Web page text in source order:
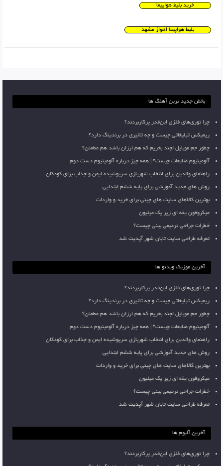
خرید بلیط هواپیما
بلیط هواپیما اهواز مشهد
بخش جدید ترین آهنگ ها
چرا توری‌های فلزی این‌قدر پرکاربردند؟
ریمیکس تبلیغاتی چیست و چه تاثیری در برندینگ دارد؟
چطور جم موبایل لجند بخریم که هم ارزان باشد هم مطمئن؟
آلومینیوم ضایعات چیست؟ | همه چیز درباره آلومینیوم دست دوم
راهنمای والدین برای انتخاب شهربازی سرپوشیده ایمن و جذاب برای کودکان
روش های جدید آموزشی برای پایه ششم ابتدایی
بهترین کالاهای سایت های چینی برای خرید و واردات
میکروفون یقه ای زیر یک میلیون
خطرات جراحی ترمیمی بینی چیست؟
تعرفه طراحی سایت تابان شهر آپدیت شد
آخرین موزیک ویدئو ها
چرا توری‌های فلزی این‌قدر پرکاربردند؟
ریمیکس تبلیغاتی چیست و چه تاثیری در برندینگ دارد؟
چطور جم موبایل لجند بخریم که هم ارزان باشد هم مطمئن؟
آلومینیوم ضایعات چیست؟ | همه چیز درباره آلومینیوم دست دوم
راهنمای والدین برای انتخاب شهربازی سرپوشیده ایمن و جذاب برای کودکان
روش های جدید آموزشی برای پایه ششم ابتدایی
بهترین کالاهای سایت های چینی برای خرید و واردات
میکروفون یقه ای زیر یک میلیون
خطرات جراحی ترمیمی بینی چیست؟
تعرفه طراحی سایت تابان شهر آپدیت شد
آخرین آلبوم ها
چرا توری‌های فلزی این‌قدر پرکاربردند؟